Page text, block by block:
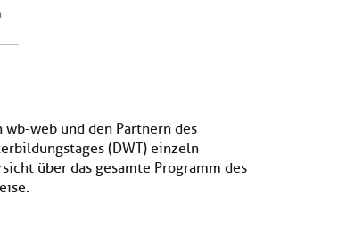
web und den Partnern des
(DWT) einzeln
über das gesamte Programm des